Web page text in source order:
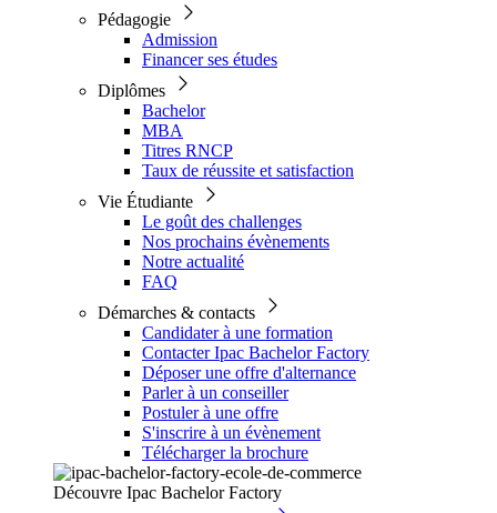
Pédagogie
Admission
Financer ses études
Diplômes
Bachelor
MBA
Titres RNCP
Taux de réussite et satisfaction
Vie Étudiante
Le goût des challenges
Nos prochains évènements
Notre actualité
FAQ
Démarches & contacts
Candidater à une formation
Contacter Ipac Bachelor Factory
Déposer une offre d'alternance
Parler à un conseiller
Postuler à une offre
S'inscrire à un évènement
Télécharger la brochure
Découvre Ipac Bachelor Factory